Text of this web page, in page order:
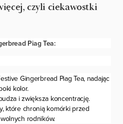
czyli ciekawostki
Piag Tea:
Gingerbread Piag Tea, nadając
kolor.
i zwiększa koncentrację.
które chronią komórki przed
rodników.